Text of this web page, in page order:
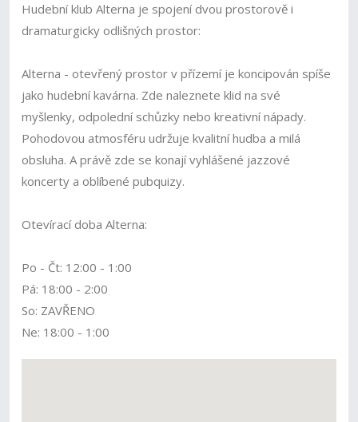
Hudební klub Alterna je spojení dvou prostorově i
dramaturgicky odlišných prostor:
Alterna - otevřený prostor v přízemí je koncipován spíše
jako hudební kavárna. Zde naleznete klid na své
myšlenky, odpolední schůzky nebo kreativní nápady.
Pohodovou atmosféru udržuje kvalitní hudba a milá
obsluha. A právě zde se konají vyhlášené jazzové
koncerty a oblíbené pubquizy.
Otevírací doba Alterna:
Po - Čt: 12:00 - 1:00
Pá: 18:00 - 2:00
So: ZAVŘENO
Ne: 18:00 - 1:00